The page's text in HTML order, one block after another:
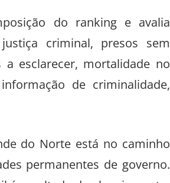
do ranking e avalia
criminal, presos sem
esclarecer, mortalidade no
de criminalidade,
do Norte está no caminho
permanentes de governo.